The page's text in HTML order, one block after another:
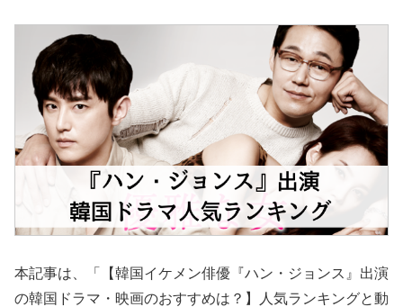
本記事は、「【韓国イケメン俳優『ハン・ジョンス』出演
の韓国ドラマ・映画のおすすめは？】人気ランキングと動